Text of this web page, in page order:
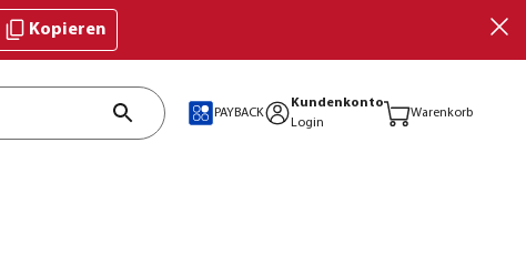
Kopieren
PAYBACK
Kundenkonto
Login
Warenkorb